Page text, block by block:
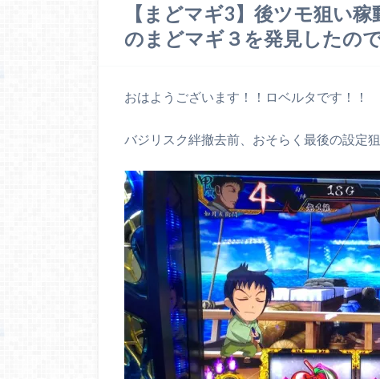
【まどマギ3】後ツモ狙い
のまどマギ３を発見したの
おはようございます！！ロベルタです！！
バジリスク絆撤去前、おそらく最後の設定